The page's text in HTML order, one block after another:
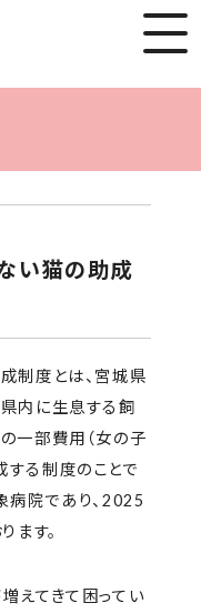
い猫の助成
制度とは、宮城県
内に生息する飼
一部費用（女の子
る制度のことで
病院であり、2025
ます。
えてきて困ってい